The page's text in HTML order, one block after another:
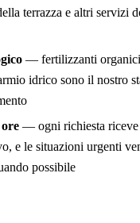
terrazza e altri servizi
— fertilizzanti
idrico sono il nostro
— ogni richiesta riceve
e le situazioni urgenti
possibile